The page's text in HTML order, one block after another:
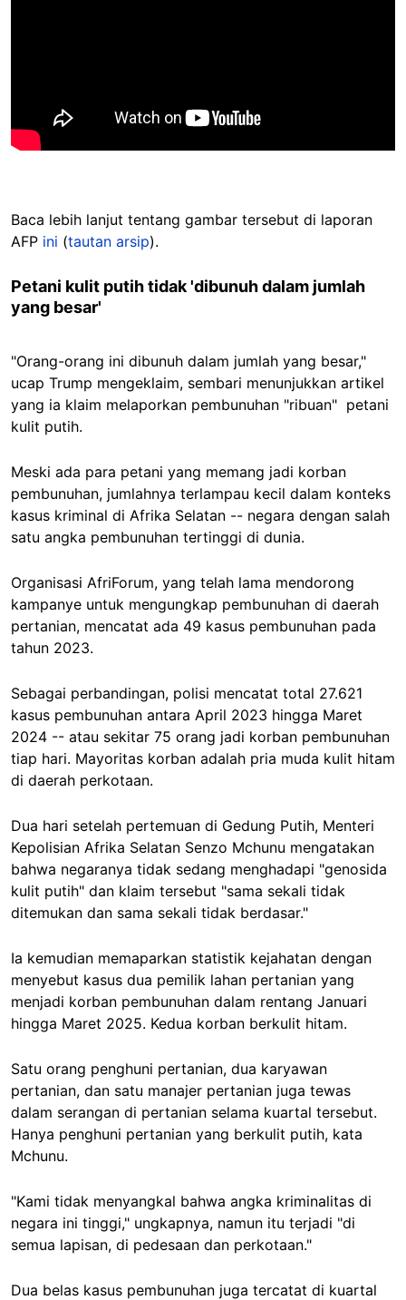
Baca lebih lanjut tentang gambar tersebut di laporan
AFP ini (tautan arsip).
Petani kulit putih tidak 'dibunuh dalam jumlah
yang besar'
"Orang-orang ini dibunuh dalam jumlah yang besar,"
ucap Trump mengeklaim, sembari menunjukkan artikel
yang ia klaim melaporkan pembunuhan "ribuan" petani
kulit putih.
Meski ada para petani yang memang jadi korban
pembunuhan, jumlahnya terlampau kecil dalam konteks
kasus kriminal di Afrika Selatan -- negara dengan salah
satu angka pembunuhan tertinggi di dunia.
Organisasi AfriForum, yang telah lama mendorong
kampanye untuk mengungkap pembunuhan di daerah
pertanian, mencatat ada 49 kasus pembunuhan pada
tahun 2023.
Sebagai perbandingan, polisi mencatat total 27.621
kasus pembunuhan antara April 2023 hingga Maret
2024 -- atau sekitar 75 orang jadi korban pembunuhan
tiap hari. Mayoritas korban adalah pria muda kulit hitam
di daerah perkotaan.
Dua hari setelah pertemuan di Gedung Putih, Menteri
Kepolisian Afrika Selatan Senzo Mchunu mengatakan
bahwa negaranya tidak sedang menghadapi "genosida
kulit putih" dan klaim tersebut "sama sekali tidak
ditemukan dan sama sekali tidak berdasar."
Ia kemudian memaparkan statistik kejahatan dengan
menyebut kasus dua pemilik lahan pertanian yang
menjadi korban pembunuhan dalam rentang Januari
hingga Maret 2025. Kedua korban berkulit hitam.
Satu orang penghuni pertanian, dua karyawan
pertanian, dan satu manajer pertanian juga tewas
dalam serangan di pertanian selama kuartal tersebut.
Hanya penghuni pertanian yang berkulit putih, kata
Mchunu.
"Kami tidak menyangkal bahwa angka kriminalitas di
negara ini tinggi," ungkapnya, namun itu terjadi "di
semua lapisan, di pedesaan dan perkotaan."
Dua belas kasus pembunuhan juga tercatat di kuartal